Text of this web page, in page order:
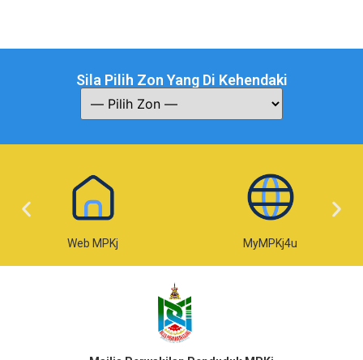
Sila Pilih Zon Yang Di Kehendaki
Web MPKj MyMPKj4u